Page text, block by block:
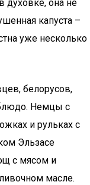
духовке, она не
капуста –
уже несколько
белорусов,
Немцы с
и рульках с
Эльзасе
с мясом и
масле.